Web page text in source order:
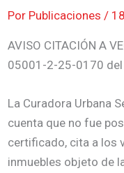
Por Publicaciones /
AVISO CITACIÓN A
05001-2-25-0170
La Curadora Urbana
cuenta que no fue
certificado, cita a los
inmuebles objeto de